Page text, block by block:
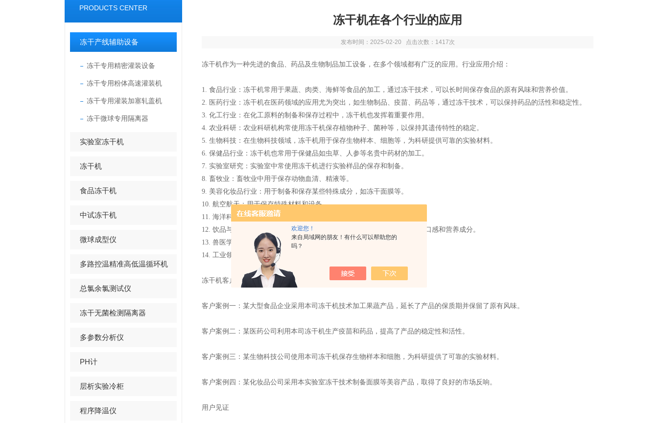
欢迎您！
来自局域网的朋友！有什么可以帮助您的
吗？
PRODUCTS CENTER
冻干产线辅助设备
冻干专用精密灌装设备
冻干专用粉体高速灌装机
冻干专用灌装加塞轧盖机
冻干微球专用隔离器
实验室冻干机
冻干机
食品冻干机
中试冻干机
微球成型仪
多路控温精准高低温循环机
总氯余氯测试仪
冻干无菌检测隔离器
多参数分析仪
PH计
层析实验冷柜
程序降温仪
冻干机在各个行业的应用
发布时间：2025-02-20 点击次数：1417次
冻干机作为一种先进的食品、药品及生物制品加工设备，在多个领域都有广泛的应用。行业应用介绍：
1. 食品行业：冻干机常用于果蔬、肉类、海鲜等食品的加工，通过冻干技术，可以长时间保存食品的原有风味和营养价值。
2. 医药行业：冻干机在医药领域的应用尤为突出，如生物制品、疫苗、药品等，通过冻干技术，可以保持药品的活性和稳定性。
3. 化工行业：在化工原料的制备和保存过程中，冻干机也发挥着重要作用。
4. 农业科研：农业科研机构常使用冻干机保存植物种子、菌种等，以保持其遗传特性的稳定。
5. 生物科技：在生物科技领域，冻干机用于保存生物样本、细胞等，为科研提供可靠的实验材料。
6. 保健品行业：冻干机也常用于保健品如虫草、人参等名贵中药材的加工。
7. 实验室研究：实验室中常使用冻干机进行实验样品的保存和制备。
8. 畜牧业：畜牧业中用于保存动物血清、精液等。
9. 美容化妆品行业：用于制备和保存某些特殊成分，如冻干面膜等。
10. 航空航天：用于保存特殊材料和设备。
11. 海洋科学：海洋生物样本的保存与运输。
12. 饮品与茶制品：通过冻干技术来处理茶叶和水果提取物等，保留原有的口感和营养成分。
13. 兽医学领域：动物疾病疫苗和药物的制备与保存。
14. 工业领域：一些特殊材料的生产和保存也会用到冻干机。
冻干机客户案例
客户案例一：某大型食品企业采用本司冻干机技术加工果蔬产品，延长了产品的保质期并保留了原有风味。
客户案例二：某医药公司利用本司冻干机生产疫苗和药品，提高了产品的稳定性和活性。
客户案例三：某生物科技公司使用本司冻干机保存生物样本和细胞，为科研提供了可靠的实验材料。
客户案例四：某化妆品公司采用本实验室冻干技术制备面膜等美容产品，取得了良好的市场反响。
用户见证